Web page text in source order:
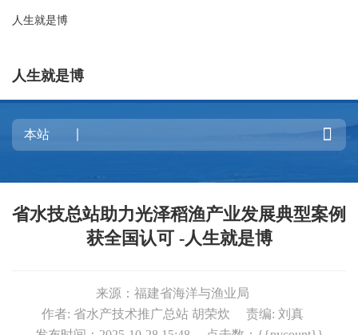
人生就是博
人生就是博

省水技总站助力光泽稻渔产业发展典型案例
获全国认可 -人生就是博
来源：福建省海洋与渔业局
作者: 省水产技术推广总站 胡荣炊
责编: 刘真